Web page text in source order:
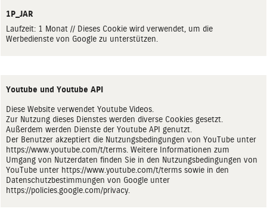
1P_JAR
Laufzeit: 1 Monat // Dieses Cookie wird verwendet, um die
Werbedienste von Google zu unterstützen.
Youtube und Youtube API
Diese Website verwendet Youtube Videos.
Zur Nutzung dieses Dienstes werden diverse Cookies gesetzt.
Außerdem werden Dienste der Youtube API genutzt.
Der Benutzer akzeptiert die Nutzungsbedingungen von YouTube unter
https://www.youtube.com/t/terms. Weitere Informationen zum
Umgang von Nutzerdaten finden Sie in den Nutzungsbedingungen von
YouTube unter https://www.youtube.com/t/termssowie in den
Datenschutzbestimmungen von Google unter
https://policies.google.com/privacy.